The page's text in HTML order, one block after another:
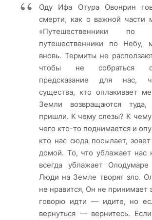
Оду Ифа Отура Овонрин
смерти, как о важной части
«Путешественники
путешественники по Небу,
вновь. Термиты не
чтобы не собраться
предсказание для нас,
существа, кто оплакивает
Земли возвращаются туда,
пришли. К чему слезы? К
чего кто-то поднимается и
кто нас сюда посылает,
домой. То, что ублажает нас
всегда ублажает Олодумаре
Люди на Земле творят зло.
не нравится, Он не принимает
говорю идти — идите, но
вернуться — вернитесь.